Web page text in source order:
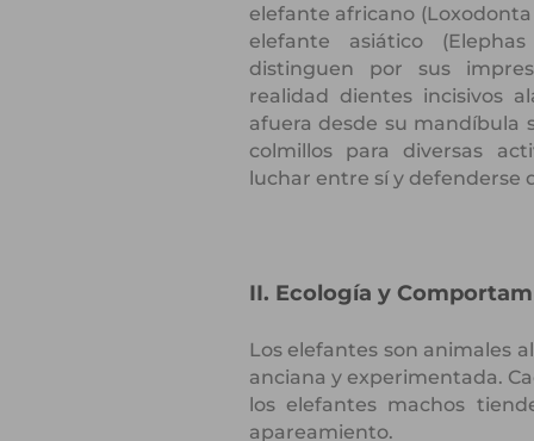
elefante africano
elefante asiático
distinguen por sus
realidad dientes incisivos
afuera desde su mandíbula
colmillos para diversas
luchar entre sí y defenderse
II. Ecología y
Los elefantes son animales
anciana y experimentada.
los elefantes machos
apareamiento.